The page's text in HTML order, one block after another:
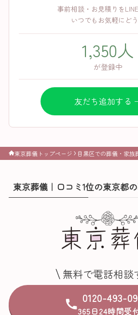
事前相談・お見積りを
いつでもお気軽にど
1,350人
が登録中
友だち追加する
東京葬儀トップページ 目黒区での葬儀・家族
東京葬儀｜口コミ1位の東京都
無料で電話相談
0120-493-
365日24時間受